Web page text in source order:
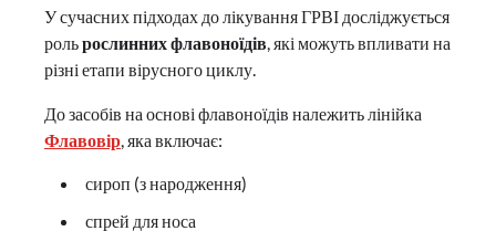
У сучасних підходах до лікування ГРВІ досліджується
рольрослинних флавоноїдів, які можуть впливати на
різні етапи вірусного циклу.
До засобів на основі флавоноїдів належить лінійка
Флавовір, яка включає:
сироп (з народження)
спрей для носа